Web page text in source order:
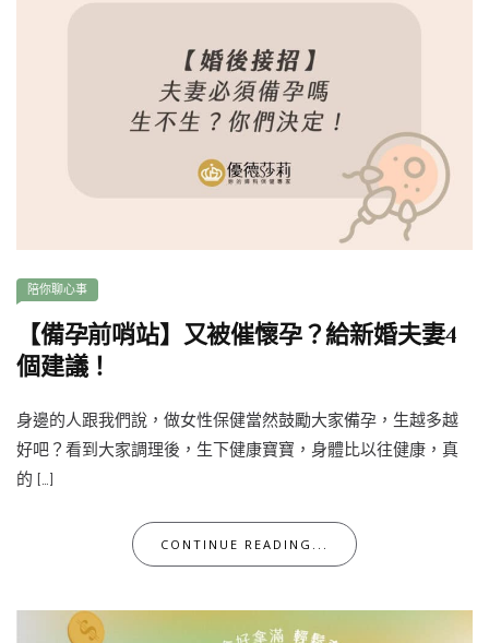
陪你聊心事
【備孕前哨站】又被催懷孕？給新婚夫妻4
個建議！
身邊的人跟我們說，做女性保健當然鼓勵大家備孕，生越多越
好吧？看到大家調理後，生下健康寶寶，身體比以往健康，真
的 […]
CONTINUE READING...